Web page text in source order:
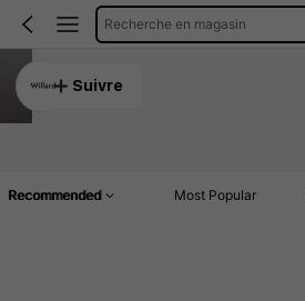
Recherche en magasin
Suivre
Recommended Most Popular